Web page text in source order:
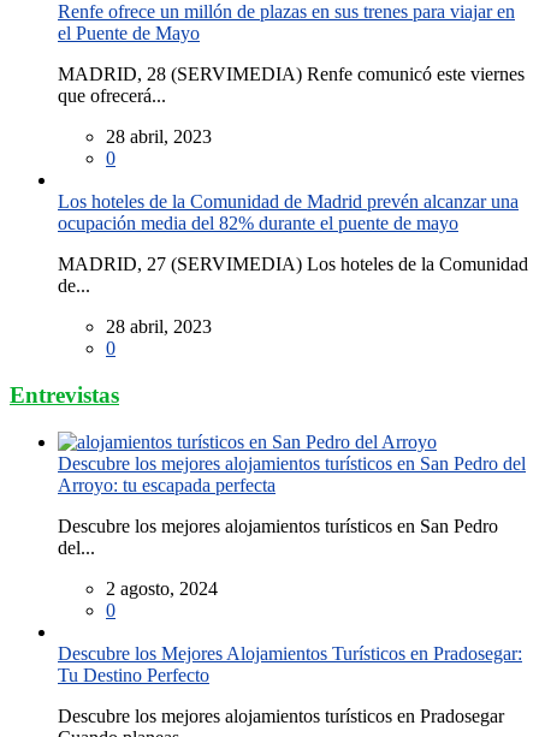
Renfe ofrece un millón de plazas en sus trenes para viajar en
el Puente de Mayo
MADRID, 28 (SERVIMEDIA) Renfe comunicó este viernes
que ofrecerá...
28 abril, 2023
0
Los hoteles de la Comunidad de Madrid prevén alcanzar una
ocupación media del 82% durante el puente de mayo
MADRID, 27 (SERVIMEDIA) Los hoteles de la Comunidad
de...
28 abril, 2023
0
Entrevistas
Descubre los mejores alojamientos turísticos en San Pedro del
Arroyo: tu escapada perfecta
Descubre los mejores alojamientos turísticos en San Pedro
del...
2 agosto, 2024
0
Descubre los Mejores Alojamientos Turísticos en Pradosegar:
Tu Destino Perfecto
Descubre los mejores alojamientos turísticos en Pradosegar